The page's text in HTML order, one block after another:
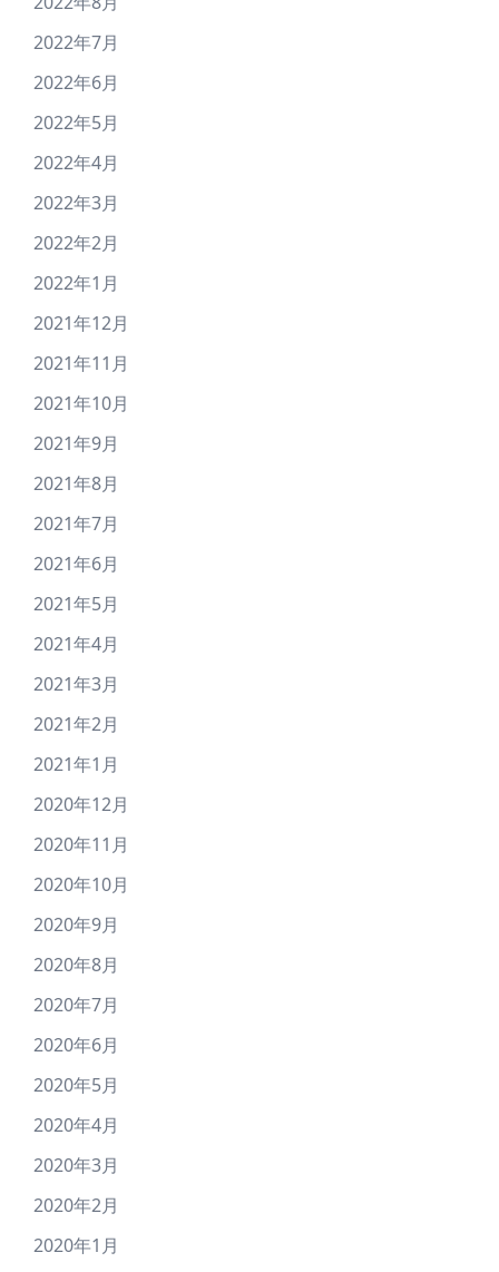
2022年7月
2022年6月
2022年5月
2022年4月
2022年3月
2022年2月
2022年1月
2021年12月
2021年11月
2021年10月
2021年9月
2021年8月
2021年7月
2021年6月
2021年5月
2021年4月
2021年3月
2021年2月
2021年1月
2020年12月
2020年11月
2020年10月
2020年9月
2020年8月
2020年7月
2020年6月
2020年5月
2020年4月
2020年3月
2020年2月
2020年1月